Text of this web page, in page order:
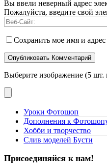
Вы ввели неверный адрес
Пожалуйста, введите свой
Сохранить мое имя и
Выберите изображение (5 шт.
Уроки Фотошоп
Дополнения к
Хобби и творчество
Слив моделей Бусти
Присоединяйся к нам!